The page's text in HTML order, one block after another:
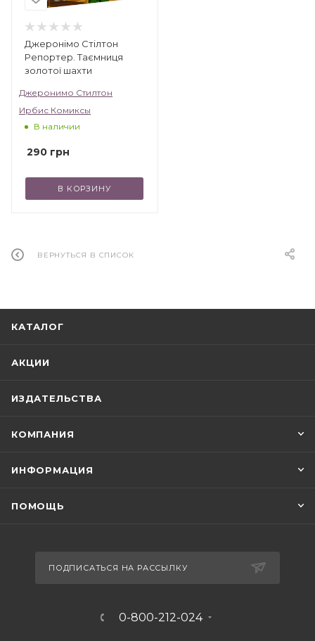
Джеронімо Стілтон
Репортер. Таємниця
золотої шахти
Джеронимо Стилтон
Ирбис Комиксы
В наличии
290 грн
В КОРЗИНУ
ВЕРНУТЬСЯ В СПИСОК
КАТАЛОГ
АКЦИИ
ИЗДАТЕЛЬСТВА
КОМПАНИЯ
ИНФОРМАЦИЯ
ПОМОЩЬ
ПОДПИСАТЬСЯ НА РАССЫЛКУ
0-800-212-024